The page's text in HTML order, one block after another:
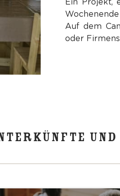
Ein Projekt,
Auf dem
oder